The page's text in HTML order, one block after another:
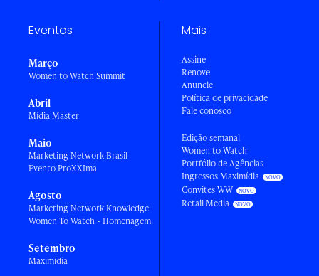
Eventos
Março
Women to Watch Summit
Abril
Mídia Master
Maio
Marketing Network Brasil
Evento ProXXIma
Agosto
Marketing Network Knowledge
Women To Watch - Homenagem
Setembro
Maximídia
Mais
Assine
Renove
Anuncie
Política de privacidade
Fale conosco
Edição semanal
Women to Watch
Portfólio de Agências
Ingressos Maximídia
Convites WW
Retail Media